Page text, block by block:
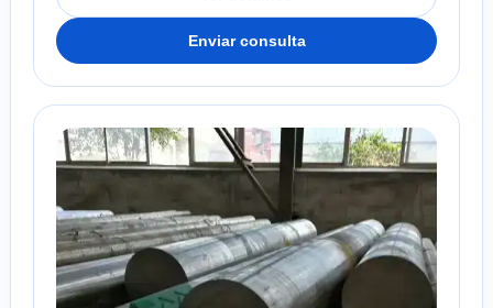
Enviar consulta